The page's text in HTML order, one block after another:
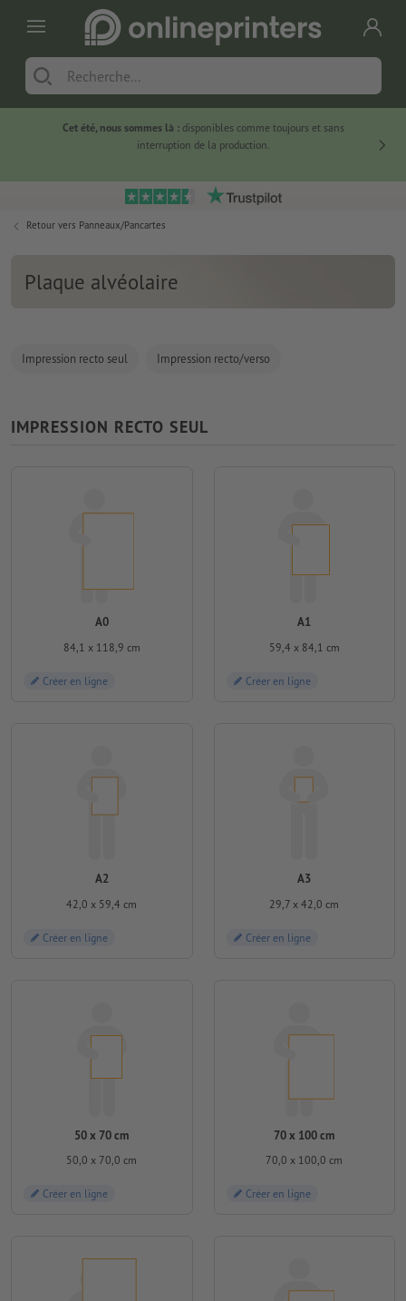
Cet été, nous sommes là :disponibles comme toujours et sans
interruption de la production.
Retour vers Panneaux/Pancartes
Plaque alvéolaire
Impression recto seul Impression recto/verso
IMPRESSION RECTO SEUL
A0
84,1 x 118,9 cm
Créer en ligne
A1
59,4 x 84,1 cm
Créer en ligne
A2
42,0 x 59,4 cm
Créer en ligne
A3
29,7 x 42,0 cm
Créer en ligne
50 x 70 cm
50,0 x 70,0 cm
Créer en ligne
70 x 100 cm
70,0 x 100,0 cm
Créer en ligne